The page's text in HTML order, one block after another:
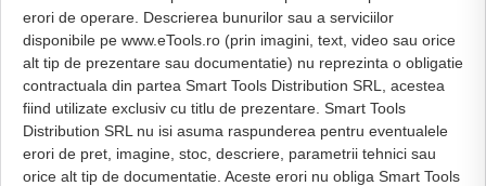
erori de operare. Descrierea bunurilor sau a serviciilor
disponibile pe www.eTools.ro (prin imagini, text, video sau orice
alt tip de prezentare sau documentatie) nu reprezinta o obligatie
contractuala din partea Smart Tools Distribution SRL, acestea
fiind utilizate exclusiv cu titlu de prezentare. Smart Tools
Distribution SRL nu isi asuma raspunderea pentru eventualele
erori de pret, imagine, stoc, descriere, parametrii tehnici sau
orice alt tip de documentatie. Aceste erori nu obliga Smart Tools